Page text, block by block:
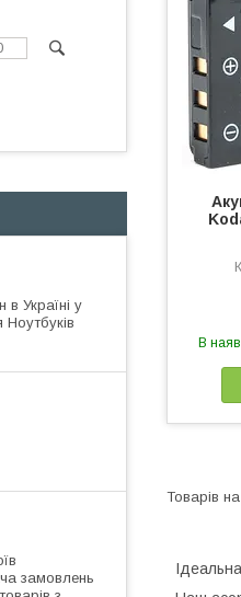
В
Україні у
замовлень